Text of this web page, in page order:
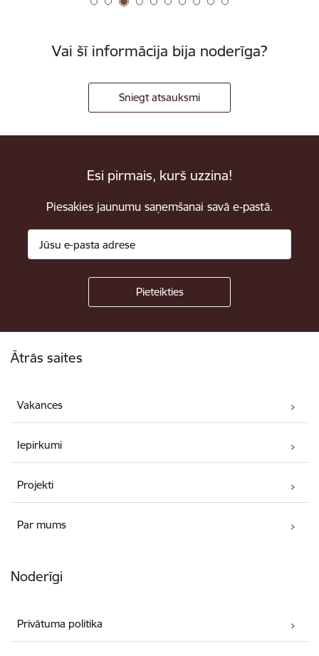
Vai šī informācija bija noderīga?
Sniegt atsauksmi
Esi pirmais, kurš uzzina!
Piesakies jaunumu saņemšanai savā e-pastā.
Ātrās saites
Vakances
Iepirkumi
Projekti
Par mums
Noderīgi
Privātuma politika